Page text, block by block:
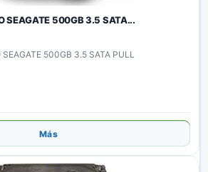
SEAGATE 500GB 3.5 SATA...
500GB 3.5 SATA PULL
Añadir
Más